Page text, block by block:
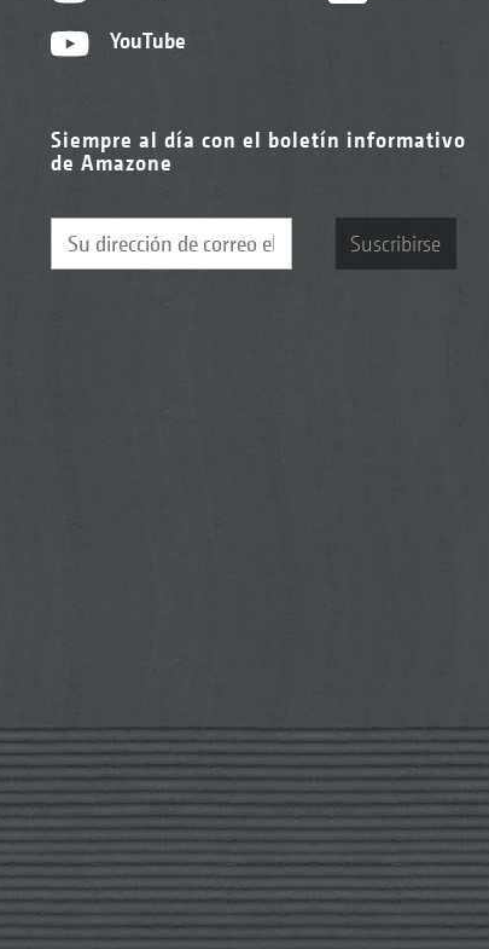
YouTube
Siempre al día con el boletín informativo
de Amazone
Suscribirse